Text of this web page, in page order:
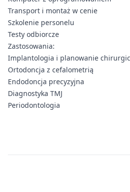
Transport i montaż w cenie
Szkolenie personelu
Testy odbiorcze
Zastosowania:
Implantologia i planowanie
Ortodoncja z cefalometrią
Endodoncja precyzyjna
Diagnostyka TMJ
Periodontologia